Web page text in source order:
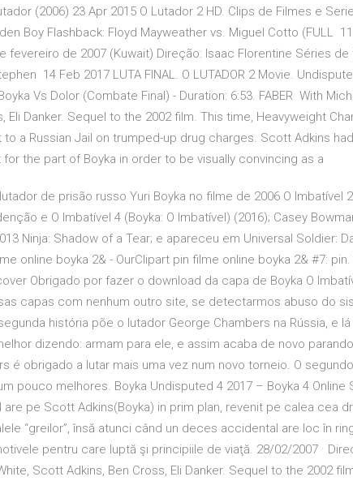
(2006) 23 Apr 2015 O Lutador 2 HD. Clips de Filmes e
Boy Flashback: Floyd Mayweather vs. Miguel Cotto (FULL
fevereiro de 2007 (Kuwait) Direção: Isaac Florentine Séries de
14 Feb 2017 LUTA FINAL. O LUTADOR 2 Movie.
Vs Dolor (Combate Final) - Duration: 6:53. FABER With
Eli Danker. Sequel to the 2002 film. This time, Heavyweight
to a Russian Jail on trumped-up drug charges. Scott Adkins
the part of Boyka in order to be visually convincing as a
de prisão russo Yuri Boyka no filme de 2006 O Imbatível
e O Imbatível 4 (Boyka: O Imbatível) (2016); Casey
Ninja: Shadow of a Tear; e apareceu em Universal Soldier:
online boyka 2& - OurClipart pin filme online boyka 2& #7:
Obrigado por fazer o download da capa de Boyka O
capas com nenhum outro site, se detectarmos abuso do
história põe o lutador George Chambers na Rússia, e
dizendo: armam para ele, e assim acaba de novo
é obrigado a lutar mais uma vez num novo torneio. O
pouco melhores. Boyka Undisputed 4 2017 – Boyka 4 Online
are pe Scott Adkins(Boyka) in prim plan, revenit pe calea cea
“greilor”, însă atunci când un deces accidental are loc în
pentru care luptă şi principiile de viaţă. 28/02/2007 ·
Scott Adkins, Ben Cross, Eli Danker. Sequel to the 2002